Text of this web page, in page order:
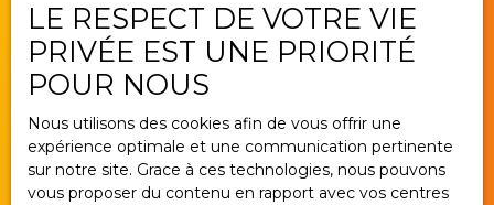
Estimez votre bien
Vendre avec nous
Gestion locative
Nous contacter
LE RESPECT DE VOTRE VIE
PRIVÉE EST UNE PRIORITÉ
POUR NOUS
Nous utilisons des cookies afin de vous offrir une
expérience optimale et une communication pertinente
sur notre site. Grace à ces technologies, nous pouvons
vous proposer du contenu en rapport avec vos centres